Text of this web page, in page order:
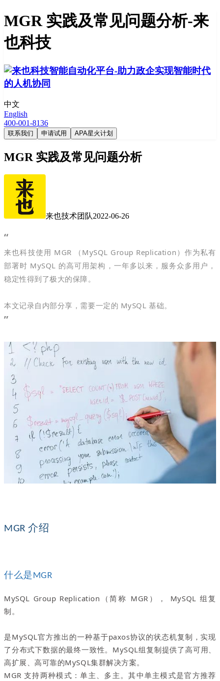
MGR 实践及常见问题分析-来
也科技
中文
English
400-001-8136
联系我们 申请试用 APA星火计划
MGR 实践及常见问题分析
来也技术团队2022-06-26
“
来也科技使用 MGR （MySQL Group Replication）作为私有
部署时 MySQL 的高可用架构，一年多以来，服务众多用户，
稳定性得到了极大的保障。
本文记录自内部分享，需要一定的 MySQL 基础。
”
MGR 介绍
什么是MGR
MySQL Group Replication（简称 MGR）， MySQL 组复
制。
是MySQL官方推出的一种基于paxos协议的状态机复制，实现
了分布式下数据的最终一致性。MySQL组复制提供了高可用、
高扩展、高可靠的MySQL集群解决方案。
MGR 支持两种模式：单主、多主。其中单主模式是官方推荐